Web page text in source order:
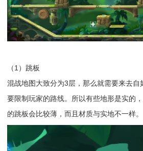
（1）跳板
混战地图大致分为3层，那么就需要来去
要限制玩家的路线。所以有些地形是实的
的跳板会比较薄，而且材质与实地不一样。